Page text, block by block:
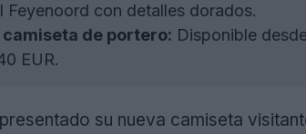
con detalles dorados.
de portero: Disponible
EUR.
su nueva camiseta